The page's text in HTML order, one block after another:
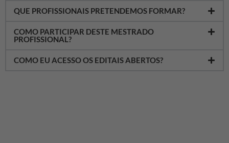
QUE PROFISSIONAIS PRETENDEMOS FORMAR?
COMO PARTICIPAR DESTE MESTRADO
PROFISSIONAL?
COMO EU ACESSO OS EDITAIS ABERTOS?